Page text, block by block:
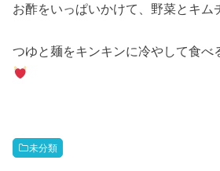
お酢をいっぱいかけて、野菜とキム
つゆと麺をキンキンに冷やして食べ
未分類